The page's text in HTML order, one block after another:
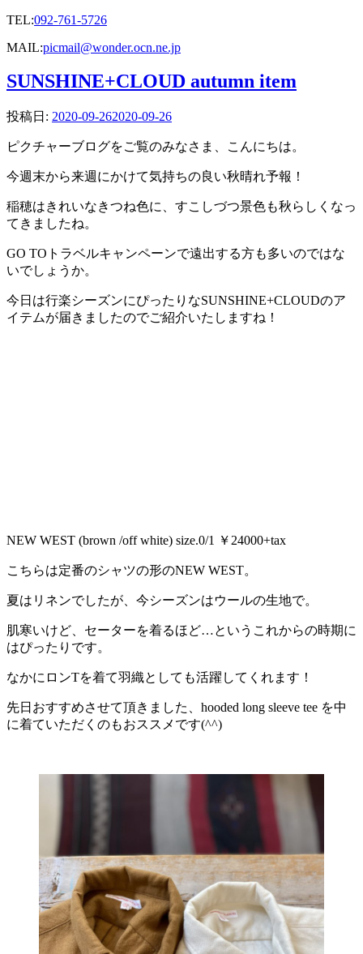
TEL:092-761-5726
MAIL:picmail@wonder.ocn.ne.jp
SUNSHINE+CLOUD autumn item
投稿日: 2020-09-262020-09-26
ピクチャーブログをご覧のみなさま、こんにちは。
今週末から来週にかけて気持ちの良い秋晴れ予報！
稲穂はきれいなきつね色に、すこしづつ景色も秋らしくなっ
てきましたね。
GO TOトラベルキャンペーンで遠出する方も多いのではな
いでしょうか。
今日は行楽シーズンにぴったりなSUNSHINE+CLOUDのア
イテムが届きましたのでご紹介いたしますね！
NEW WEST (brown /off white) size.0/1 ￥24000+tax
こちらは定番のシャツの形のNEW WEST。
夏はリネンでしたが、今シーズンはウールの生地で。
肌寒いけど、セーターを着るほど…というこれからの時期に
はぴったりです。
なかにロンTを着て羽織としても活躍してくれます！
先日おすすめさせて頂きました、hooded long sleeve tee を中
に着ていただくのもおススメです(^^)